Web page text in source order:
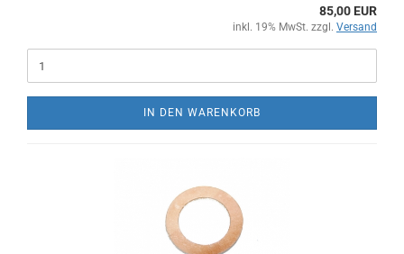
85,00 EUR
inkl. 19% MwSt. zzgl. Versand
IN DEN WARENKORB